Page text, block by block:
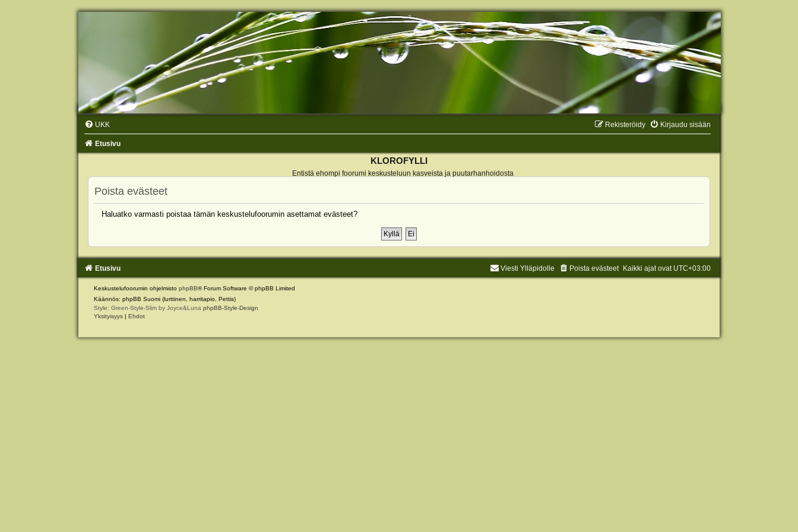
UKK Kirjaudu sisään
Rekisteröidy
Etusivu
KLOROFYLLI
Entistä ehompi foorumi keskusteluun kasveista ja puutarhanhoidosta
Poista evästeet
Haluatko varmasti poistaa tämän keskustelufoorumin asettamat evästeet?
Etusivu Kaikki ajat ovat UTC+03:00
Poista evästeet
Viesti Ylläpidolle
Keskustelufoorumin ohjelmisto phpBB® Forum Software © phpBB Limited
Käännös: phpBB Suomi (lurttinen, harritapio, Pettis)
Style: Green-Style-Slim by Joyce&Luna phpBB-Style-Design
Yksityisyys | Ehdot